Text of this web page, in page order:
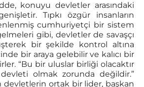
konuyu devletler arasındaki
Tıpkı özgür insanların
cumhuriyetçi bir sistem
gibi, devletler de savaşçı
bir şekilde kontrol altına
bir araya gelebilir ve kalıcı bir
“Bu bir uluslar birliği olacaktır
olmak zorunda değildir.”
ortak bir lider, başkan